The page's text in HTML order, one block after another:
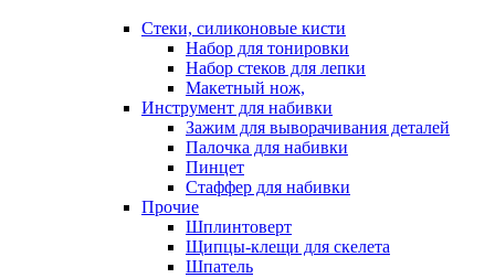
Стеки, силиконовые кисти
Набор для тонировки
Набор стеков для лепки
Макетный нож,
Инструмент для набивки
Зажим для выворачивания деталей
Палочка для набивки
Пинцет
Стаффер для набивки
Прочие
Шплинтоверт
Щипцы-клещи для скелета
Шпатель